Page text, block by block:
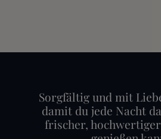
Sorgfältig und mit
damit du jede Nacht
frischer,